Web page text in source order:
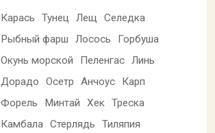
Карась Тунец Лещ
Селедка
Рыбный фарш
Лосось
Горбуша
Окунь морской
Пеленгас Линь
Дорадо
Осетр Анчоус
Карп
Форель
Минтай Хек Треска
Камбала Стерлядь
Тиляпия